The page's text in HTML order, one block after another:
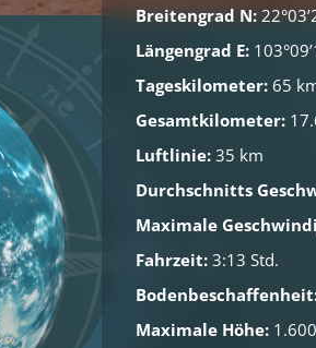
Breitengrad N:
Längengrad E:
Tageskilometer: 65
Gesamtkilometer:
Luftlinie: 35 km
Durchschnitts
Maximale
Fahrzeit: 3:13 Std.
Maximale Höhe: